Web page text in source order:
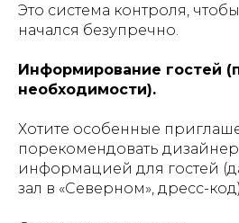
Это система контроля,
начался безупречно.
Информирование гостей
необходимости).
Хотите особенные
порекомендовать
информацией для гостей
зал в «Северном», дресс-